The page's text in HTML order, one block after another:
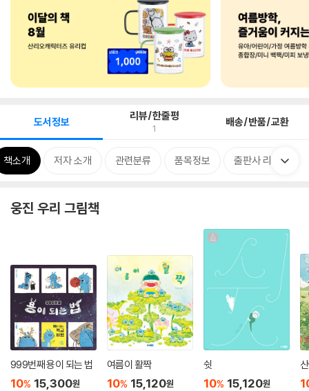
도서정보 리뷰/한줄평
1 배송/반품/교환
책소개 저자 소개 관련분류 품목정보 출판사 리뷰
웅진 우리 그림책
999번째 용이 되는 법
10% 15,300원
여름이 활짝
10% 15,120원
쉿
10% 15,120원